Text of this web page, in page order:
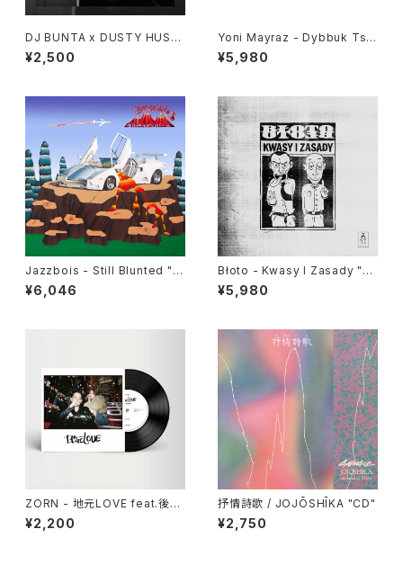
DJ BUNTA x DUSTY HUSK
Y - 47 CAMPiN DIGGiN "C
D"
¥2,500
Yoni Mayraz - Dybbuk Tse!
"LP"
¥5,980
Jazzbois - Still Blunted "L
P"
¥6,046
Błoto - Kwasy I Zasady "L
P"
¥5,980
ZORN - 地元LOVE feat.後藤
真希 "7"
¥2,200
抒情詩歌 / JOJŌSHĪKA "CD"
¥2,750